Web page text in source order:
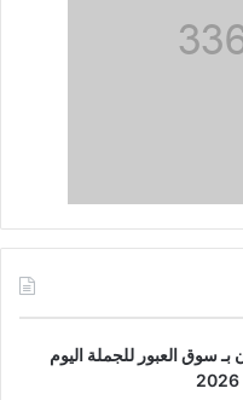
بـ سوق العبور للجملة اليوم